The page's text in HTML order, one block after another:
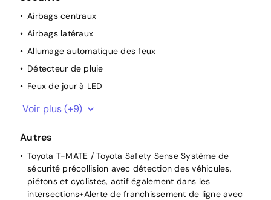
Airbags centraux
Airbags latéraux
Allumage automatique des feux
Détecteur de pluie
Feux de jour à LED
Feux de route halogènes
Rétroviseur intérieur électrochromatique
Système d'appel d'urgence automatique "E-Call"
Vitres AV/AR électriques
Volant en cuir
Voir plus (+9)
Autres
Toyota T-MATE / Toyota Safety Sense Système de
sécurité précollision avec détection des véhicules,
piétons et cyclistes, actif également dans les
intersections+Alerte de franchissement de ligne avec